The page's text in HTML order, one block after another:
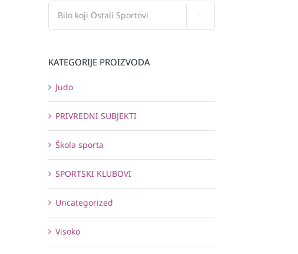
KATEGORIJE PROIZVODA
Judo
PRIVREDNI SUBJEKTI
Škola sporta
SPORTSKI KLUBOVI
Uncategorized
Visoko